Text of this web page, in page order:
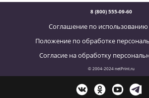
8 (800) 555-09-60
Соглашение по использованию
Положение по обработке
Согласие на обработку
© 2004-2024 netPrint.ru